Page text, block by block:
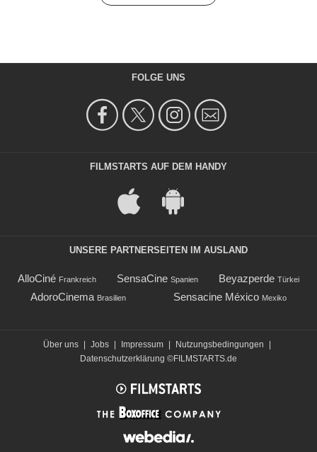
FOLGE UNS
FILMSTARTS AUF DEM HANDY
UNSERE PARTNERSEITEN IM AUSLAND
AlloCiné Frankreich SensaCine Spanien Beyazperde Türkei
AdoroCinema Brasilien Sensacine México Mexiko
Über uns | Jobs | Impressum | Nutzungsbedingungen
|
Datenschutzerklärung ©FILMSTARTS.de